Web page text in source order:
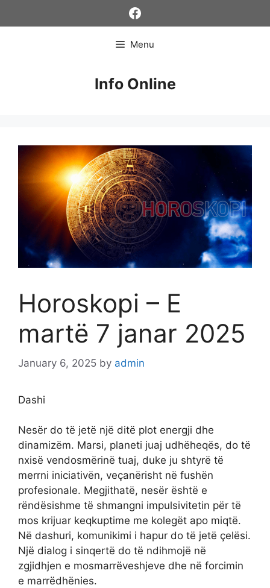
Facebook
Menu
Info Online
Horoskopi – E
martë 7 janar 2025
January 6, 2025 by admin
Dashi
Nesër do të jetë një ditë plot energji dhe
dinamizëm. Marsi, planeti juaj udhëheqës, do të
nxisë vendosmërinë tuaj, duke ju shtyrë të
merrni iniciativën, veçanërisht në fushën
profesionale. Megjithatë, nesër është e
rëndësishme të shmangni impulsivitetin për të
mos krijuar keqkuptime me kolegët apo miqtë.
Në dashuri, komunikimi i hapur do të jetë çelësi.
Një dialog i sinqertë do të ndihmojë në
zgjidhjen e mosmarrëveshjeve dhe në forcimin
e marrëdhënies.